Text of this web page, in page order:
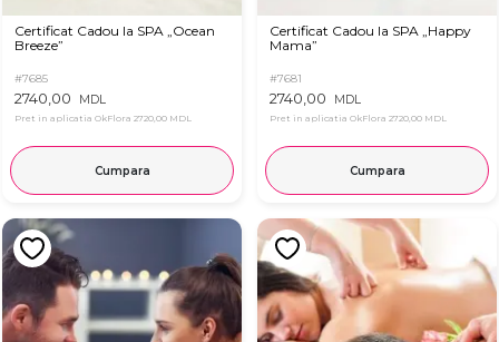
Certificat Cadou la SPA „Ocean
Breeze”
#7685
2740,00 MDL
Pret in aplicatia OkFlora 2720,00 MDL
Cumpara
Certificat Cadou la SPA „Happy
Mama”
#7681
2740,00 MDL
Pret in aplicatia OkFlora 2720,00 MDL
Cumpara